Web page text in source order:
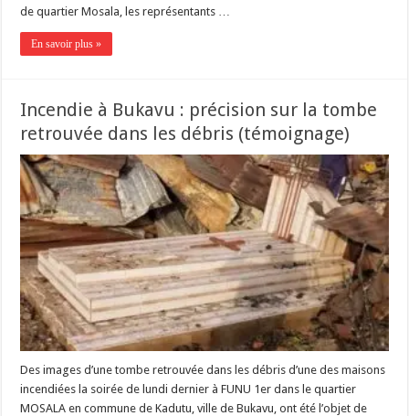
de quartier Mosala, les représentants …
En savoir plus »
Incendie à Bukavu : précision sur la tombe
retrouvée dans les débris (témoignage)
Des images d’une tombe retrouvée dans les débris d’une des maisons
incendiées la soirée de lundi dernier à FUNU 1er dans le quartier
MOSALA en commune de Kadutu, ville de Bukavu, ont été l’objet de